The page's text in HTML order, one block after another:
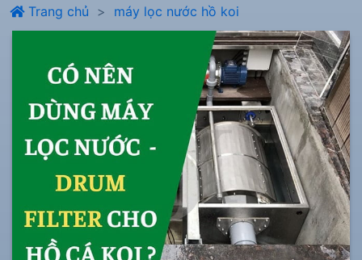
Trang chủ máy lọc nước hồ koi